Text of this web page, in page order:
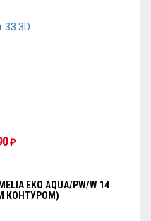
₽
EKO AQUA/PW/W 14
КОНТУРОМ)